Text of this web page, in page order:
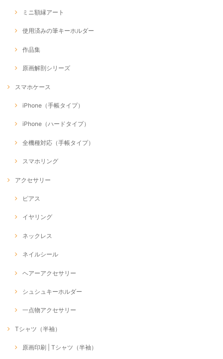
ミニ額縁アート
使用済みの筆キーホルダー
作品集
原画解剖シリーズ
スマホケース
iPhone（手帳タイプ）
iPhone（ハードタイプ）
全機種対応（手帳タイプ）
スマホリング
アクセサリー
ピアス
イヤリング
ネックレス
ネイルシール
ヘアーアクセサリー
シュシュキーホルダー
一点物アクセサリー
Tシャツ（半袖）
原画印刷 | Tシャツ（半袖）